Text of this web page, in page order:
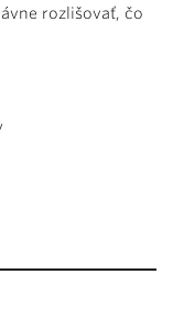
rozlišovať, čo